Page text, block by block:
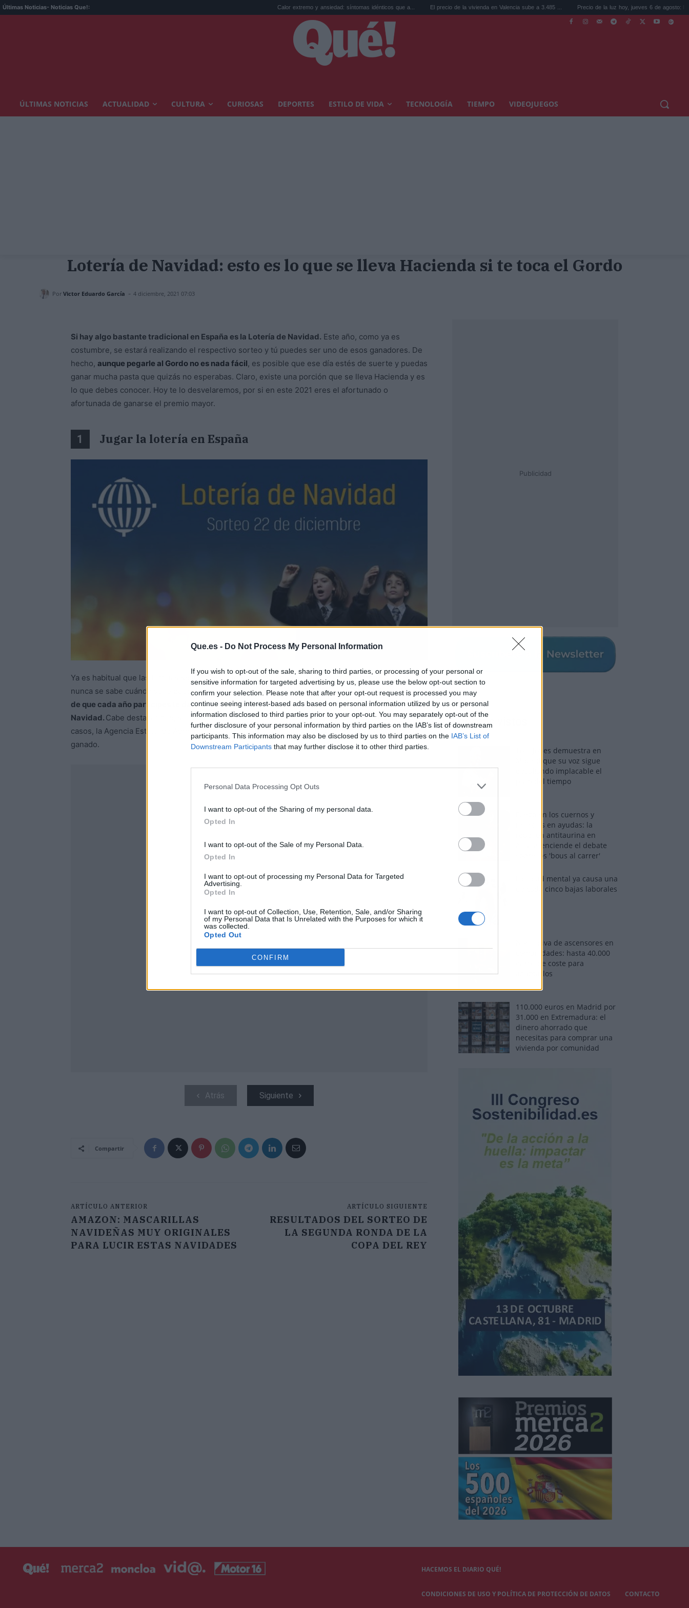
Que.es - Do Not Process My Personal Information
If you wish to opt-out of the sale, sharing to third parties, or processing of your personal or
sensitive information for targeted advertising by us, please use the below opt-out section to
confirm your selection. Please note that after your opt-out request is processed you may
continue seeing interest-based ads based on personal information utilized by us or personal
information disclosed to third parties prior to your opt-out. You may separately opt-out of the
further disclosure of your personal information by third parties on the IAB’s list of downstream
participants. This information may also be disclosed by us to third parties on the IAB’s List of
Downstream Participants that may further disclose it to other third parties.
Personal Data Processing Opt Outs
I want to opt-out of the Sharing of my personal data.
Opted In
I want to opt-out of the Sale of my Personal Data.
Opted In
I want to opt-out of processing my Personal Data for Targeted
Advertising.
Opted In
I want to opt-out of Collection, Use, Retention, Sale, and/or Sharing
of my Personal Data that Is Unrelated with the Purposes for which it
was collected.
Opted Out
CONFIRM
Últimas Noticias- Noticias Que!: Calor extremo y ansiedad: síntomas idénticos que a... El precio de la vivienda en Valencia sube a 3.485 ... Precio de la luz hoy, jueves 6 de agosto: la hora ...
ÚLTIMAS NOTICIAS ACTUALIDAD CULTURA CURIOSAS DEPORTES ESTILO DE VIDA TECNOLOGÍA TIEMPO VIDEOJUEGOS
Lotería de Navidad: esto es lo que se lleva Hacienda si te toca el Gordo
Por Victor Eduardo García - 4 diciembre, 2021 07:03
Si hay algo bastante tradicional en España es la Lotería de Navidad. Este año, como ya es
costumbre, se estará realizando el respectivo sorteo y tú puedes ser uno de esos ganadores. De
hecho, aunque pegarle al Gordo no es nada fácil, es posible que ese día estés de suerte y puedas
ganar mucha pasta que quizás no esperabas. Claro, existe una porción que se lleva Hacienda y es
lo que debes conocer. Hoy te lo desvelaremos, por si en este 2021 eres el afortunado o
afortunada de ganarse el premio mayor.
1 Jugar la lotería en España
Ya es habitual que las familias se jueguen la lotería y prueben su suerte en diciembre, ya que
nunca se sabe cuándo se le puede ganar una al Gordo.La mejor forma es intentándolo, y el hecho
de que cada año participes te da la oportunidad de pelear por los premios de la Lotería de
Navidad. Cabe destacar que, si llega a tocarte todo el dinero no es tuyo, puesto que en algunas
casos, la Agencia Estatal de Administración Tributaria exige una suma por ese dinero que te has
ganado.
Publicidad
Atrás Siguiente
Compartir
ARTÍCULO ANTERIOR
AMAZON: MASCARILLAS
NAVIDEÑAS MUY ORIGINALES
PARA LUCIR ESTAS NAVIDADES
ARTÍCULO SIGUIENTE
RESULTADOS DEL SORTEO DE
LA SEGUNDA RONDA DE LA
COPA DEL REY
Publicidad
Los más vistos
Tom Jones demuestra en
Madrid que su voz sigue
desafiando implacable el
paso del tiempo
Fuego en los cuernos y
millones en ayudas: la
rebelión antitaurina en
Alfafar enciende el debate
sobre los 'bous al carrer'
La salud mental ya causa una
de cada cinco bajas laborales
Normativa de ascensores en
comunidades: hasta 40.000
euros de coste para
adaptarlos
110.000 euros en Madrid por
31.000 en Extremadura: el
dinero ahorrado que
necesitas para comprar una
vivienda por comunidad
HACEMOS EL DIARIO QUÉ!
CONDICIONES DE USO Y POLÍTICA DE PROTECCIÓN DE DATOS CONTACTO